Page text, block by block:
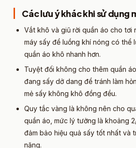
Các lưu ý khác khi sử dụng
Vắt khô và giũ rời quần áo cho tơi
máy sấy để luồng khí nóng có thể
quần áo khô nhanh hơn.
Tuyệt đối không cho thêm quần
đang sấy dở dang để tránh làm
mẻ sấy không khô đồng đều.
Quy tắc vàng là không nên cho
quần áo, mức lý tưởng là khoảng
đảm bảo hiệu quả sấy tốt nhất và
năng.